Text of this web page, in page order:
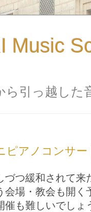
Music
ら引っ越した
ピアノコンサー
づつ緩和されて
会場・教会も開
も難しいでしょ